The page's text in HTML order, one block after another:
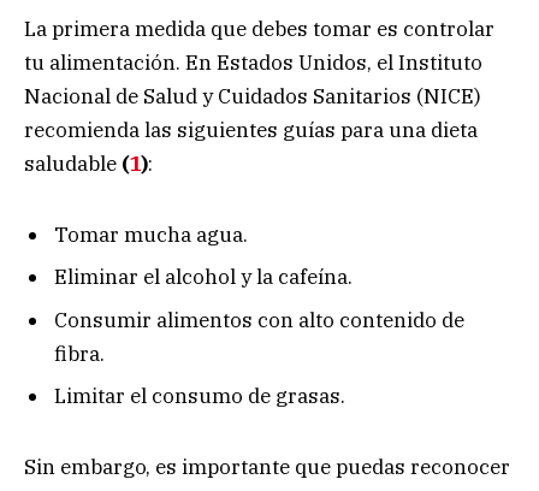
La primera medida que debes tomar es controlar
tu alimentación. En Estados Unidos, el Instituto
Nacional de Salud y Cuidados Sanitarios (NICE)
recomienda las siguientes guías para una dieta
saludable (1):
Tomar mucha agua.
Eliminar el alcohol y la cafeína.
Consumir alimentos con alto contenido de
fibra.
Limitar el consumo de grasas.
Sin embargo, es importante que puedas reconocer